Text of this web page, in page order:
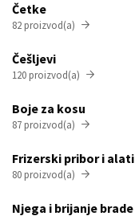
Četke
82 proizvod(a) 
Češljevi
120 proizvod(a) 
Boje za kosu
87 proizvod(a) 
Frizerski pribor i alati
80 proizvod(a) 
Njega i brijanje brade